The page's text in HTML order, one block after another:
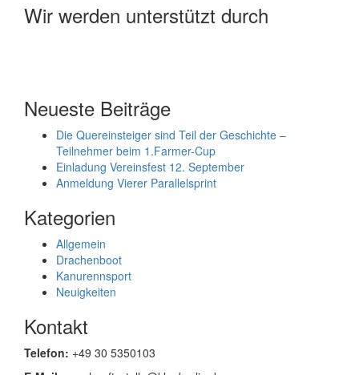
Wir werden unterstützt durch
Neueste Beiträge
Die Quereinsteiger sind Teil der Geschichte –
Teilnehmer beim 1.Farmer-Cup
Einladung Vereinsfest 12. September
Anmeldung Vierer Parallelsprint
Kategorien
Allgemein
Drachenboot
Kanurennsport
Neuigkeiten
Kontakt
Telefon: +49 30 5350103